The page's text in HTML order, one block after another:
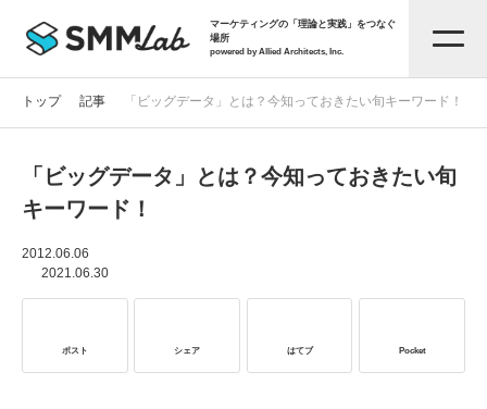
マーケティングの「理論と実践」をつなぐ
場所
powered by Allied Architects, Inc.
記事一覧
トップ 記事 「ビッグデータ」とは？今知っておきたい旬キーワード！
「ビッグデータ」とは？今知っておきたい旬
キーワード！
2012.06.06
2021.06.30
ポスト シェア はてブ Pocket